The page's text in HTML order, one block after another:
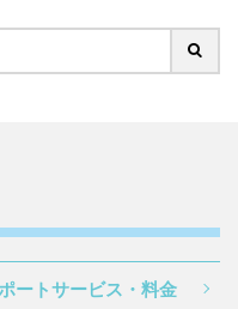
ートサービス・料金